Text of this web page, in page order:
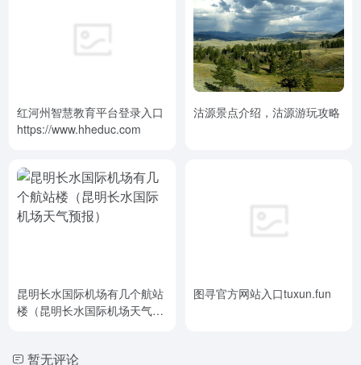
红河州智慧教育平台登录入口
https://www.hheduc.com
沽源景点介绍，沽源游玩攻略
昆明长水国际机场有几个航站
楼（昆明长水国际机场天气预
图寻官方网站入口tuxun.fun
暂无评论